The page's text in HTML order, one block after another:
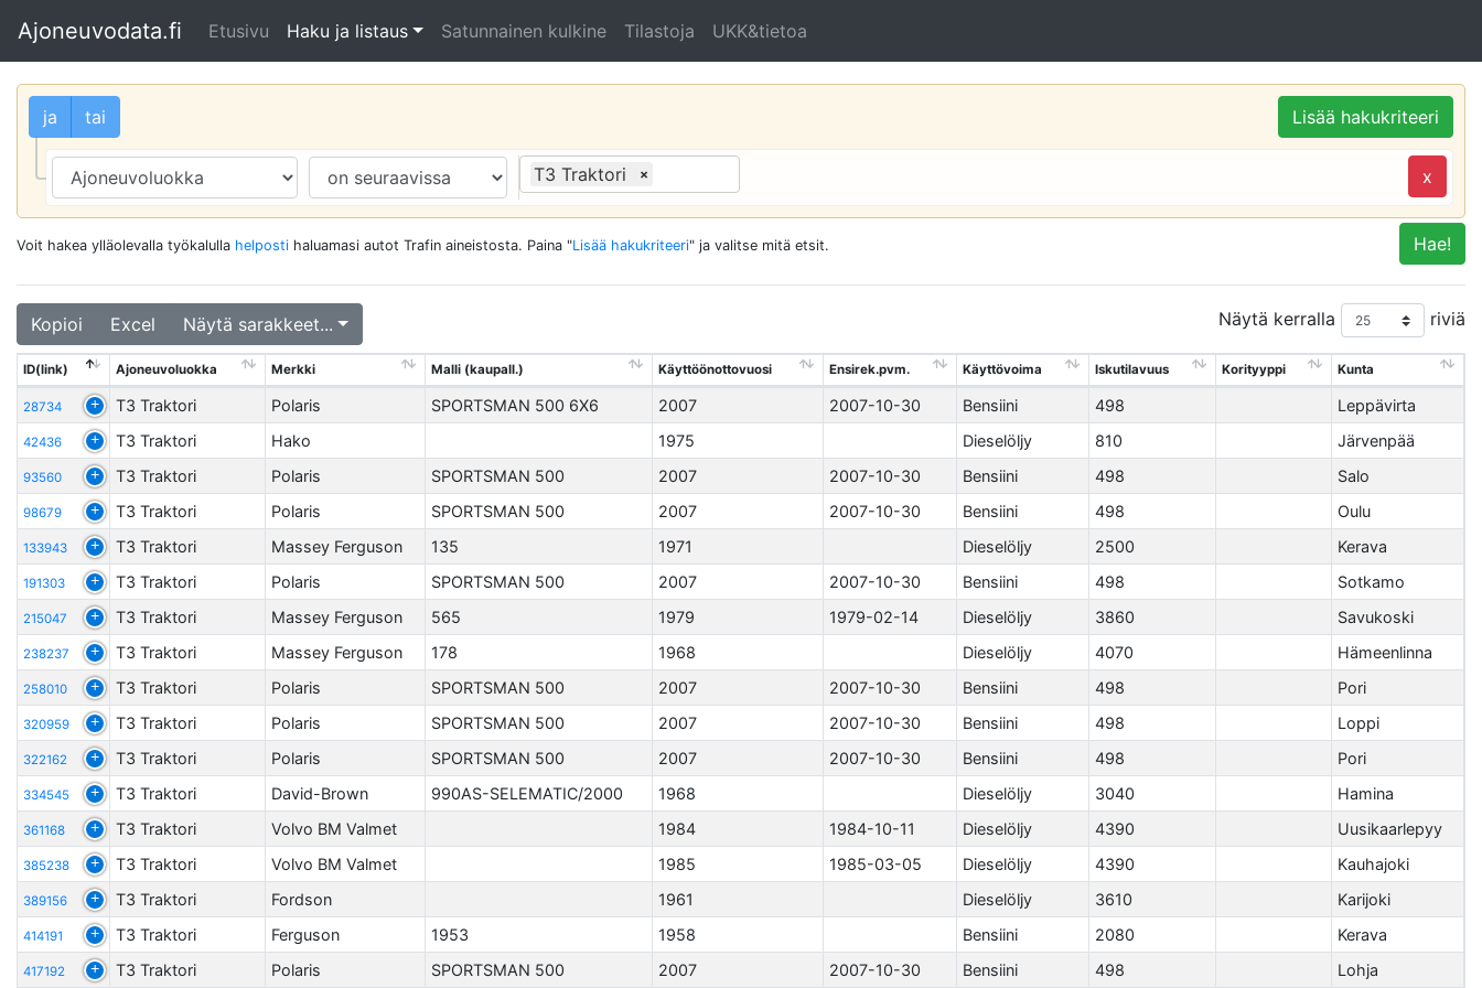
Ajoneuvodata.fi Etusivu Haku ja listaus Satunnainen kulkine Tilastoja UKK&tietoa
Lisää hakukriteeri
ja tai
x
T3 Traktori ×
Hae!
Voit hakea ylläolevalla työkalulla helposti haluamasi autot Trafin aineistosta. Paina "Lisää hakukriteeri" ja valitse mitä etsit.
Kopioi Excel Näytä sarakkeet... Näytä kerralla riviä
ID(link) Ajoneuvoluokka Merkki Malli (kaupall.) Käyttöönottovuosi Ensirek.pvm. Käyttövoima Iskutilavuus Korityyppi Kunta
28734 T3 Traktori Polaris SPORTSMAN 500 6X6 2007 2007-10-30 Bensiini 498 Leppävirta
42436 T3 Traktori Hako 1975 Dieselöljy 810 Järvenpää
93560 T3 Traktori Polaris SPORTSMAN 500 2007 2007-10-30 Bensiini 498 Salo
98679 T3 Traktori Polaris SPORTSMAN 500 2007 2007-10-30 Bensiini 498 Oulu
133943 T3 Traktori Massey Ferguson 135 1971 Dieselöljy 2500 Kerava
191303 T3 Traktori Polaris SPORTSMAN 500 2007 2007-10-30 Bensiini 498 Sotkamo
215047 T3 Traktori Massey Ferguson 565 1979 1979-02-14 Dieselöljy 3860 Savukoski
238237 T3 Traktori Massey Ferguson 178 1968 Dieselöljy 4070 Hämeenlinna
258010 T3 Traktori Polaris SPORTSMAN 500 2007 2007-10-30 Bensiini 498 Pori
320959 T3 Traktori Polaris SPORTSMAN 500 2007 2007-10-30 Bensiini 498 Loppi
322162 T3 Traktori Polaris SPORTSMAN 500 2007 2007-10-30 Bensiini 498 Pori
334545 T3 Traktori David-Brown 990AS-SELEMATIC/2000 1968 Dieselöljy 3040 Hamina
361168 T3 Traktori Volvo BM Valmet 1984 1984-10-11 Dieselöljy 4390 Uusikaarlepyy
385238 T3 Traktori Volvo BM Valmet 1985 1985-03-05 Dieselöljy 4390 Kauhajoki
389156 T3 Traktori Fordson 1961 Dieselöljy 3610 Karijoki
414191 T3 Traktori Ferguson 1953 1958 Bensiini 2080 Kerava
417192 T3 Traktori Polaris SPORTSMAN 500 2007 2007-10-30 Bensiini 498 Lohja